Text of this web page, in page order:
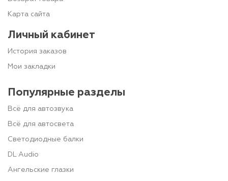
Карта сайта
Личный кабинет
История заказов
Мои закладки
Популярные разделы
Всё для автозвука
Всё для автосвета
Светодиодные балки
DL Audio
Ангельские глазки